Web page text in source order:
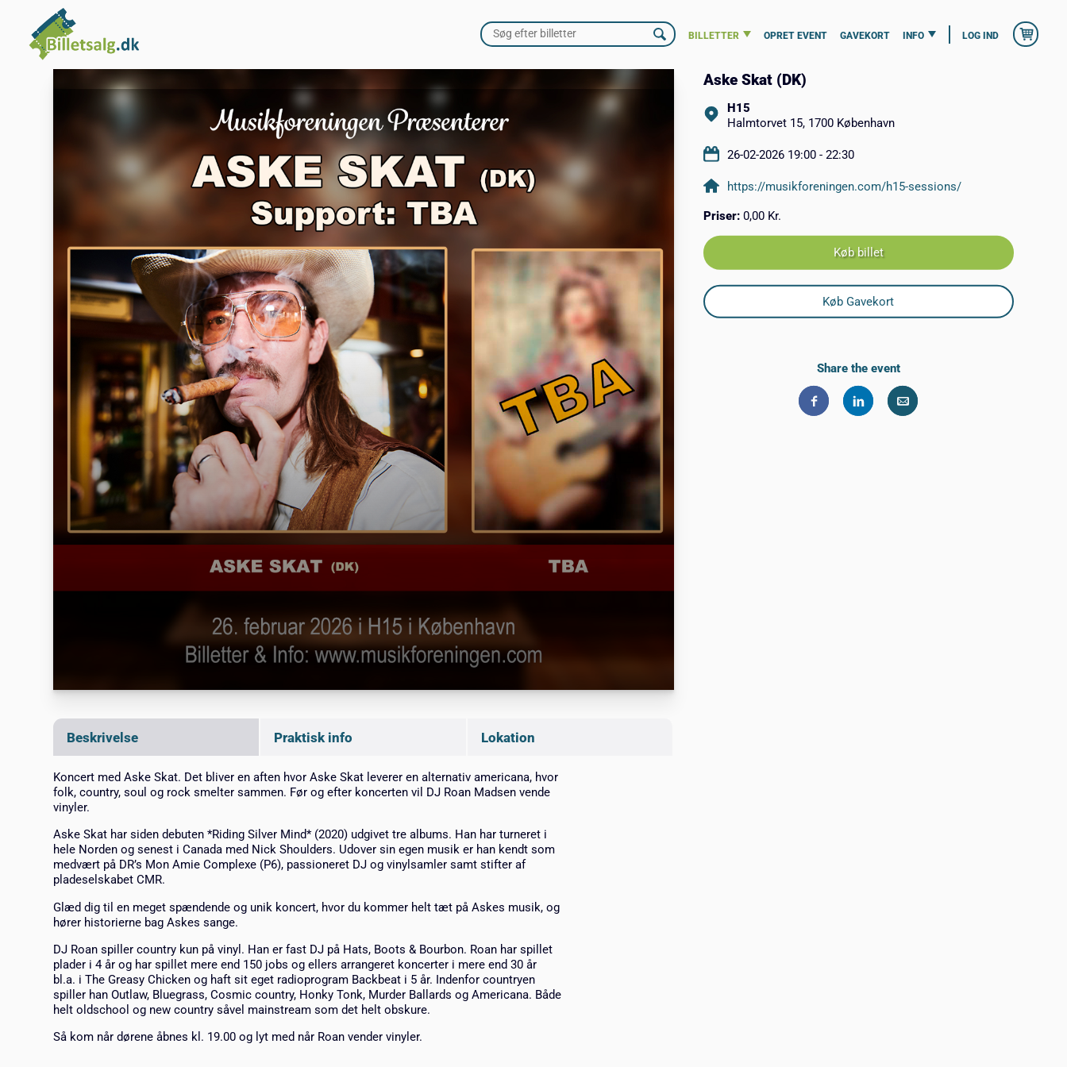
BILLETTER OPRET EVENT GAVEKORT INFO LOG IND
Beskrivelse Praktisk info Lokation
Koncert med Aske Skat. Det bliver en aften hvor Aske Skat leverer en alternativ americana, hvor
folk, country, soul og rock smelter sammen. Før og efter koncerten vil DJ Roan Madsen vende
vinyler.
Aske Skat har siden debuten *Riding Silver Mind* (2020) udgivet tre albums. Han har turneret i
hele Norden og senest i Canada med Nick Shoulders. Udover sin egen musik er han kendt som
medvært på DR’s Mon Amie Complexe (P6), passioneret DJ og vinylsamler samt stifter af
pladeselskabet CMR.
Glæd dig til en meget spændende og unik koncert, hvor du kommer helt tæt på Askes musik, og
hører historierne bag Askes sange.
DJ Roan spiller country kun på vinyl. Han er fast DJ på Hats, Boots & Bourbon. Roan har spillet
plader i 4 år og har spillet mere end 150 jobs og ellers arrangeret koncerter i mere end 30 år
bl.a. i The Greasy Chicken og haft sit eget radioprogram Backbeat i 5 år. Indenfor countryen
spiller han Outlaw, Bluegrass, Cosmic country, Honky Tonk, Murder Ballards og Americana. Både
helt oldschool og new country såvel mainstream som det helt obskure.
Så kom når dørene åbnes kl. 19.00 og lyt med når Roan vender vinyler.
Aske Skat (DK)
H15
Halmtorvet 15, 1700 København
26-02-2026 19:00 - 22:30
https://musikforeningen.com/h15-sessions/
Priser: 0,00 Kr.
Køb billet
Køb Gavekort
Share the event